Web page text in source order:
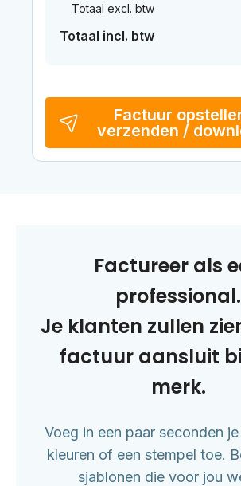
Totaal excl. btw
Totaal incl. btw
Factuur
verzenden /
Factureer als
professional.
Je klanten zullen
factuur aansluit
merk.
Voeg in een paar seconden
kleuren of een stempel toe.
sjablonen die voor jou